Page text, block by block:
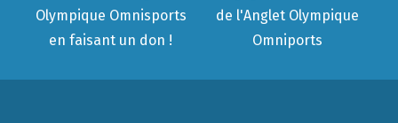
Olympique Omnisports
en faisant un don !
de l'Anglet Olympique
Omniports